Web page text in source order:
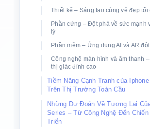
Thiết kế – Sáng tạo cùng vẻ đẹp tối
Phần cứng – Đột phá về sức mạnh
lý
Phần mềm – Ứng dụng AI và AR
Công nghệ màn hình và âm thanh
thị giác đỉnh cao
Tiềm Năng Cạnh Tranh của
Trên Thị Trường Toàn Cầu
Những Dự Đoán Về Tương Lai
Series – Từ Công Nghệ Đến
Triển